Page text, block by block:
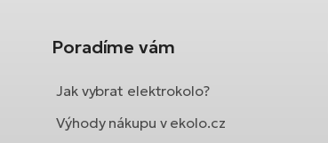
Poradíme vám
Jak vybrat elektrokolo?
Výhody nákupu v ekolo.cz